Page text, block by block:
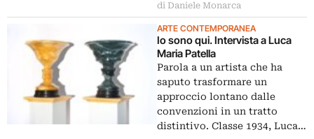
di Daniele Monarca
ARTE CONTEMPORANEA
Io sono qui. Intervista a Luca
Maria Patella
Parola a un artista che ha
saputo trasformare un
approccio lontano dalle
convenzioni in un tratto
distintivo. Classe 1934, Luca…